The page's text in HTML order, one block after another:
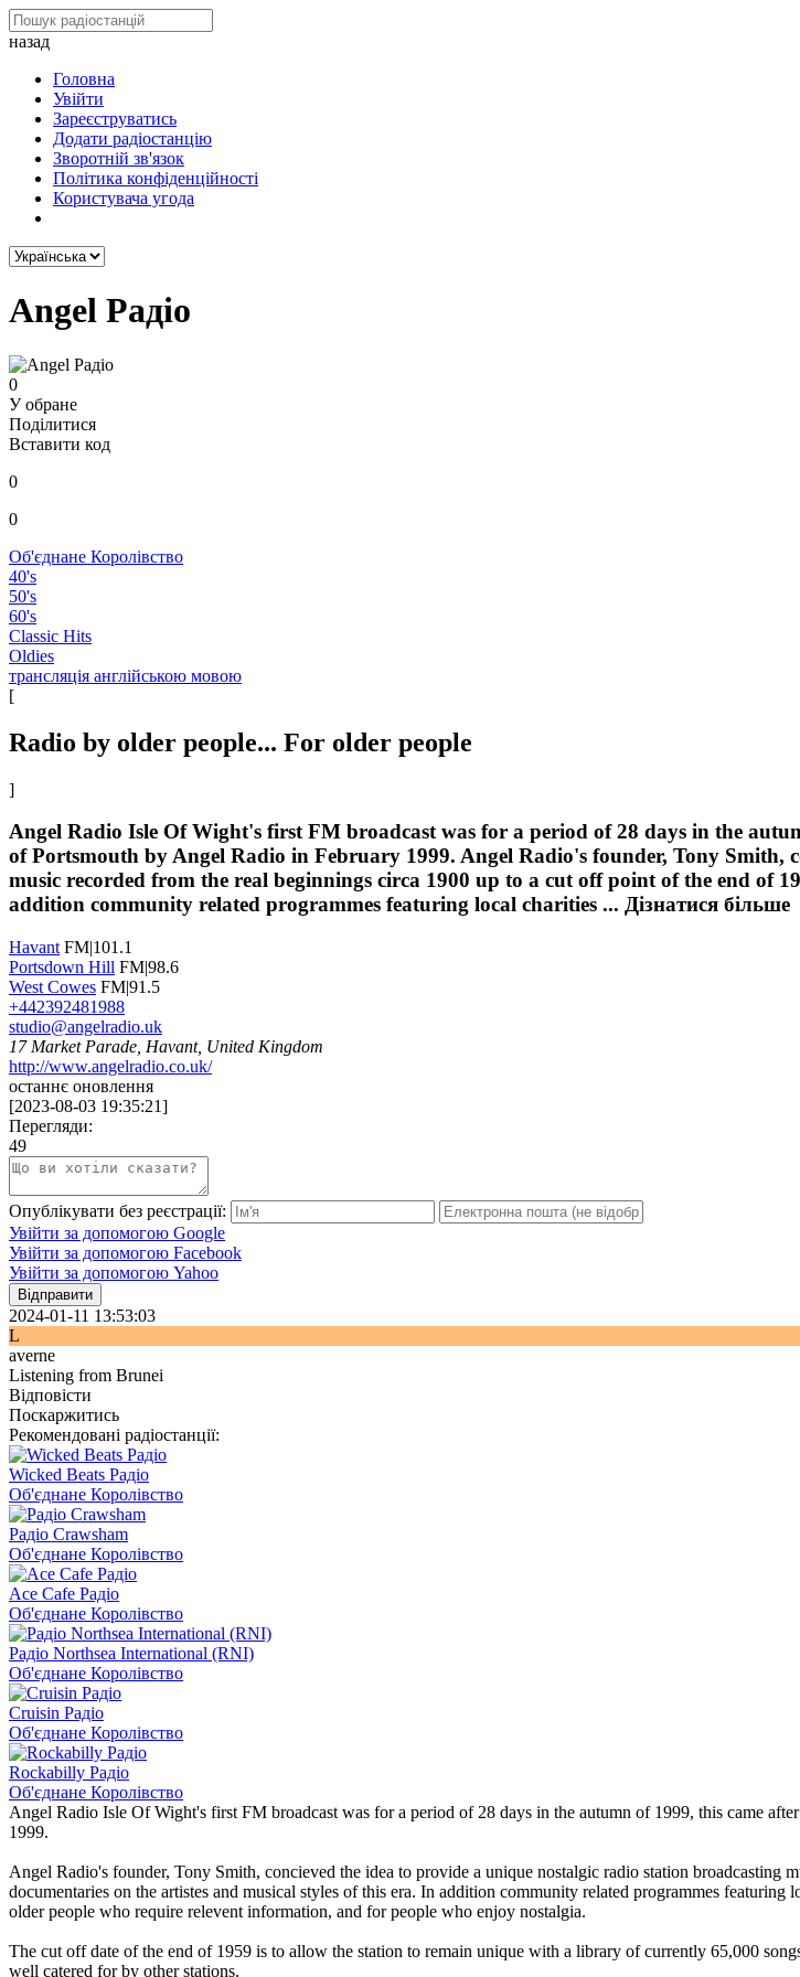
назад
Головна
Увійти
Зареєструватись
Додати радіостанцію
Зворотній зв'язок
Політика конфіденційності
Користувача угода
Angel Радіо
0
У обране
Поділитися
Вставити код
0
0
Об'єднане Королівство
40's
50's
60's
Classic Hits
Oldies
трансляція англійською мовою
[
Radio by older people... For older people
]
Angel Radio Isle Of Wight's first FM broadcast was for a period of 28 days in the
of Portsmouth by Angel Radio in February 1999. Angel Radio's founder, Tony Smith,
music recorded from the real beginnings circa 1900 up to a cut off point of the end of
addition community related programmes featuring local charities ... Дізнатися більше
Havant FM|101.1
Portsdown Hill FM|98.6
West Cowes FM|91.5
+442392481988
studio@angelradio.uk
17 Market Parade, Havant, United Kingdom
http://www.angelradio.co.uk/
останнє оновлення
[2023-08-03 19:35:21]
Перегляди:
49
Опублікувати без реєстрації:
Увійти за допомогою Google
Увійти за допомогою Facebook
Увійти за допомогою Yahoo
Відправити
2024-01-11 13:53:03
L
averne
Listening from Brunei
Відповісти
Поскаржитись
Рекомендовані радіостанції:
Wicked Beats Радіо
Об'єднане Королівство
Радіо Crawsham
Об'єднане Королівство
Ace Cafe Радіо
Об'єднане Королівство
Радіо Northsea International (RNI)
Об'єднане Королівство
Cruisin Радіо
Об'єднане Королівство
Rockabilly Радіо
Об'єднане Королівство
Angel Radio Isle Of Wight's first FM broadcast was for a period of 28 days in the autumn of 1999, this came
1999.
Angel Radio's founder, Tony Smith, concieved the idea to provide a unique nostalgic radio station
documentaries on the artistes and musical styles of this era. In addition community related programmes
older people who require relevent information, and for people who enjoy nostalgia.
The cut off date of the end of 1959 is to allow the station to remain unique with a library of currently 65,000
well catered for by other stations.